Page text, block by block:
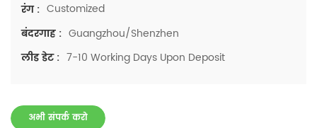
रंग : Customized
बंदरगाह : Guangzhou/Shenzhen
लीड डेट : 7-10 Working Days Upon Deposit
अभी संपर्क करो